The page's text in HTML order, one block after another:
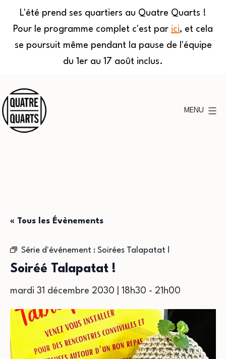
L'été prend ses quartiers au Quatre Quarts !
Pour le programme complet c'est par ici, et cela
se poursuit même pendant la pause de l'équipe
du 1er au 17 août inclus.
au
contenu
MENU
« Tous les Évènements
Série d'événement : Soirées Talapatat !
Soiréé Talapatat !
mardi 31 décembre 2030 | 18h30 - 21h00